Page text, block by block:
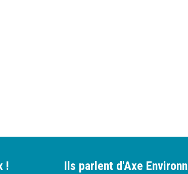
! Ils parlent d'Axe